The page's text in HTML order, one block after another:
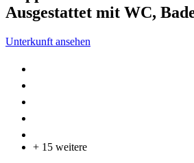
Ausgestattet mit WC,
Unterkunft ansehen
+ 15 weitere